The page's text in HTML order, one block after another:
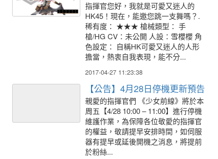
指揮官您好，我就是可愛又迷人的
HK45！現在，能邀您跳一支舞嗎？.
稀有度： ★★★ 槍械類型： 手
槍/HG CV：未公開 人設：雪櫻櫻 角
色設定： 自稱HK可愛又迷人的人形
擔當，熱衷自我表現，能不分...
2017-04-27 11:23:38
【公告】4月28日停機更新預告
親愛的指揮官們 《少女前線》將於本
周五【4/28 10:00 – 11:00】進行停機
維護作業，為保障各位敬愛的指揮官
的權益，敬請提早安排時間，如伺服
器有提早或延後開機之消息，將提前
於粉絲...